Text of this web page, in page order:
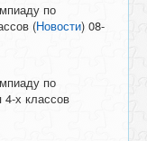
по
(Новости) 08-
по
х классов